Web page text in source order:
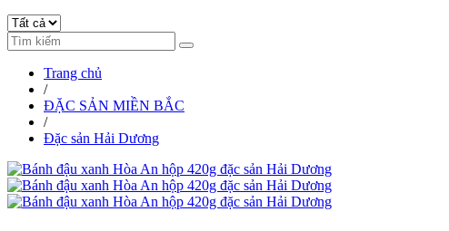
Trang chủ
/
ĐẶC SẢN MIỀN BẮC
/
Đặc sản Hải Dương